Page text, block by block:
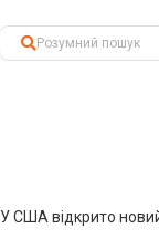
У США відкрито